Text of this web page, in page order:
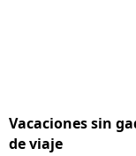
Vacaciones sin
de viaje